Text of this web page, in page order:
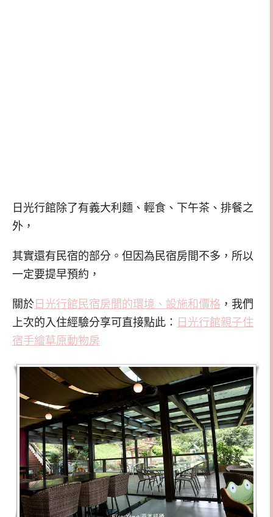
日光行館除了有義大利麵、輕食、下午茶、排餐之
外，
其實還有民宿的部分。但因為民宿房間不多，所以
一定要提早預約，
關於 日光行館民宿房間的環境、設施和價格 ，我們
上次的入住經驗分享可直接點此： 日光行館親子住
宿手繪草原動物房